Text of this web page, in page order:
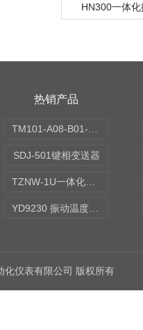
HN300一体
热销产品
SDJ-501键相变送器
仪表有限公司 版权所有